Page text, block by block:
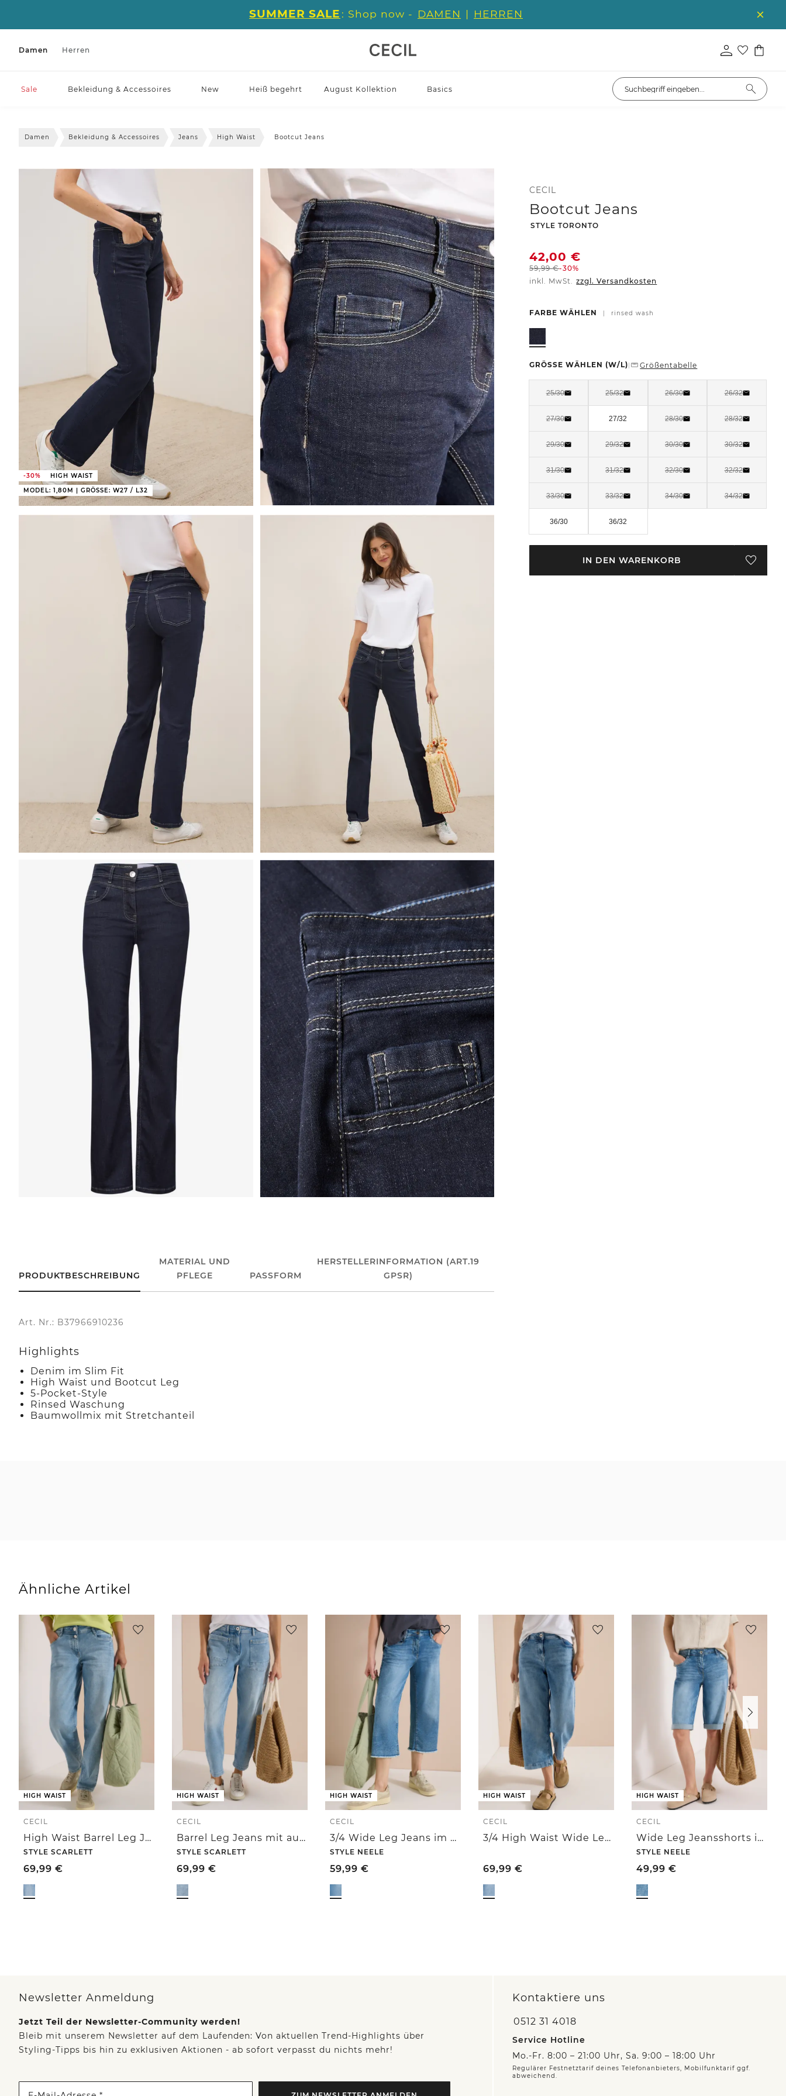
SUMMER SALE : Shop now - DAMEN | HERREN
Damen Herren
Sale Bekleidung & Accessoires New Heiß begehrt August Kollektion Basics
Damen Bekleidung & Accessoires Jeans High Waist Bootcut Jeans
-30%
HIGH WAIST
MODEL: 1,80M | GRÖSSE: W27 / L32
CECIL
Bootcut Jeans
-
STYLE TORONTO
42,00€
59,99€-30%
inkl. MwSt. zzgl. Versandkosten
FARBE WÄHLEN | rinsed wash
GRÖSSE WÄHLEN (W/L)| Größentabelle
25/30 25/32 26/30 26/32
27/30 27/32 28/30 28/32
29/30 29/32 30/30 30/32
31/30 31/32 32/30 32/32
33/30 33/32 34/30 34/32
36/30 36/32
IN DEN WARENKORB
PRODUKTBESCHREIBUNG
MATERIAL UND
PFLEGE
PASSFORM
HERSTELLERINFORMATION (ART.19
GPSR)
Art. Nr.: B37966910236
Highlights
Denim im Slim Fit
High Waist und Bootcut Leg
5-Pocket-Style
Rinsed Waschung
Baumwollmix mit Stretchanteil
Ähnliche Artikel
HIGH WAIST
CECIL
High Waist Barrel Leg Jeans im Loose Fit
STYLE SCARLETT
69,99 €
HIGH WAIST
CECIL
Barrel Leg Jeans mit aufgesetzten Taschen
STYLE SCARLETT
69,99 €
HIGH WAIST
CECIL
3/4 Wide Leg Jeans im Loose Fit
STYLE NEELE
59,99 €
HIGH WAIST
CECIL
3/4 High Waist Wide Leg Jeans im Loose Fit
69,99 €
HIGH WAIST
CECIL
Wide Leg Jeansshorts im Loose Fit
STYLE NEELE
49,99 €
Newsletter Anmeldung
Jetzt Teil der Newsletter-Community werden!
Bleib mit unserem Newsletter auf dem Laufenden: Von aktuellen Trend-Highlights über
Styling-Tipps bis hin zu exklusiven Aktionen - ab sofort verpasst du nichts mehr!
Kontaktiere uns
0512 31 4018
Service Hotline
Mo.-Fr. 8:00 – 21:00 Uhr, Sa. 9:00 – 18:00 Uhr
Regulärer Festnetztarif deines Telefonanbieters, Mobilfunktarif ggf.
abweichend.